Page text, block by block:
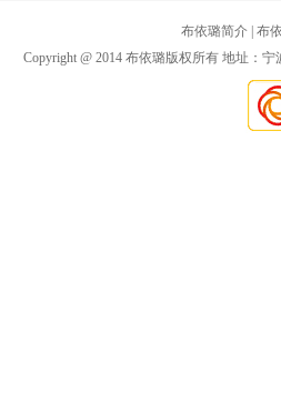
布依璐简介 | 布
Copyright @ 2014 布依璐版权所有 地址